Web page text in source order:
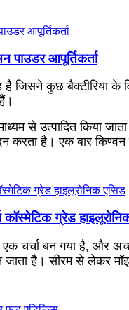
पाउडर आपूर्तिकर्ता
है जिसने कुछ बैक्टीरिया
से उत्पादित किया
करता है। एक बार किण्वन
ग्रेड
एक चर्चा बन गया है, और
है। सीरम से लेकर